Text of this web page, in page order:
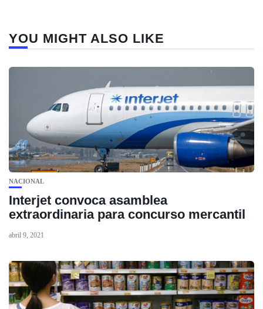
YOU MIGHT ALSO LIKE
NACIONAL
Interjet convoca asamblea
extraordinaria para concurso mercantil
abril 9, 2021